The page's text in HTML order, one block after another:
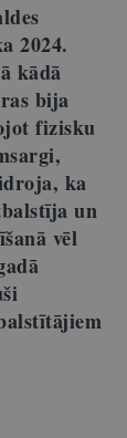
2024.
kādā
bija
fizisku
ka
un
vēl